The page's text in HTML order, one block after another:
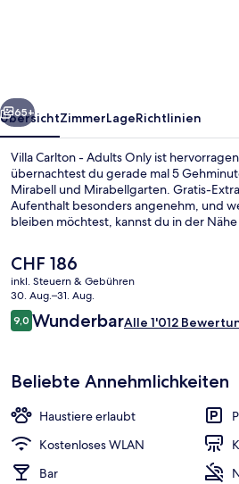
Weiter
65+
ÜbersichtZimmerLageRichtlinien
Villa Carlton - Adults Only ist
übernachtest du gerade mal 5
Mirabell und Mirabellgarten. Gratis-
Aufenthalt besonders angenehm, und
bleiben möchtest, kannst du in der
zum Abfahrtslauf nutzen. Dieses Hotel
Loungebar und eine Terrasse. Anderen
hilfsbereite Personal und die
Der
aktuelle
Preis
beträgt
CHF 186.
CHF 186
inkl. Steuern & Gebühren
30. Aug.–31. Aug.
Bewertungen
9,09,0 von 10.
WunderbarAlle 1'012
Beliebte Annehmlichkeiten
Haustiere erlaubt
Kostenloses WLAN
Bar